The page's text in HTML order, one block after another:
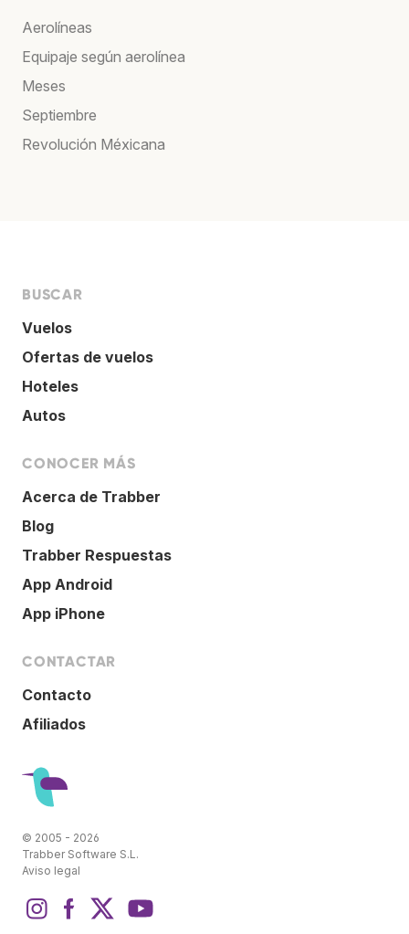
Aerolíneas
Equipaje según aerolínea
Meses
Septiembre
Revolución Méxicana
BUSCAR
Vuelos
Ofertas de vuelos
Hoteles
Autos
CONOCER MÁS
Acerca de Trabber
Blog
Trabber Respuestas
App Android
App iPhone
CONTACTAR
Contacto
Afiliados
© 2005 - 2026
Trabber Software S.L.
Aviso legal